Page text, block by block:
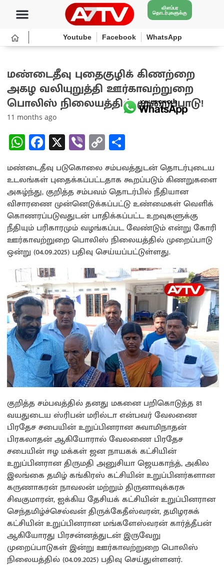
விளம்பர
தொடர்புகளுக்கு
Youtube Facebook WhatsApp
மண்டைதீவு புதைகுழிக் கிணற்றை
அகழ வலியுறுத்தி ஊர்காவற்றுறை
பொலிஸ் நிலையத்தில் முறைப்பாடு!
11 months ago
W
h
at
sA
p
p
Fa
ce
b
o
o
k
X Vi
b
er
C
o
py
Li
n
k
h
ar
e
மண்டைதீவு படுகொலை சம்பவத்துடன் தொடர்புடைய
உடலங்கள் புதைக்கப்பட்டதாக கூறப்படும் கிணறுகளை
அகழ்ந்து, குறித்த சம்பவம் தொடர்பில் நீதியான
விசாரணை முன்னெடுக்கப்பட்டு உண்மைகள் வெளிக்
கொணரப்படுவதுடன் பாதிக்கப்பட்ட உறவுகளுக்கு
நீதியும் பரிகாரமும் வழங்கப்பட வேண்டும் என்று கோரி
ஊர்காவற்றுறை பொலிஸ் நிலையத்தில் முறைப்பாடு
ஒன்று (04.09.2025) பதிவு செய்யப்பட்டுள்ளது.
குறித்த சம்பவத்தில் தனது மகனை பறிகொடுத்த 81
வயதுடைய ஸ்ரிபன் மரில்டா என்பவர் வேலணை
பிரதேச சபையின் உறுப்பினரான சுவாமிநாதன்
பிரகலாதன் ஆகியோரால் வேலணை பிரதேச
சபையின் ஈழ மக்கள் ஜன நாயகக் கட்சியின்
உறுப்பினரான திருமதி அனுசியா ஜெயகாந்த், அகில
இலங்கை தமிழ் கங்கிரஸ் கட்சியின் உறுப்பினர்களான
கருணாகரன் நாவலன் மற்றும் திருனாவுக்கரசு
சிவகுமாரன், ஐக்கிய தேசியக் கட்சியின் உறுப்பினரான
செந்தமிழ்ச்செல்வன் திருக்கேதீஸ்வரன், தமிழரசுக்
கட்சியின் உறுப்பினரான மங்களேஸ்வரன் கார்த்தீபன்
ஆகியோரது பிரசன்னத்துடன் இருவேறு
முறைப்பாடுகள் இன்று ஊர்காவற்றுறை பொலிஸ்
நிலையத்தில் (04.09.2025) பதிவு செய்துள்ளனர்.